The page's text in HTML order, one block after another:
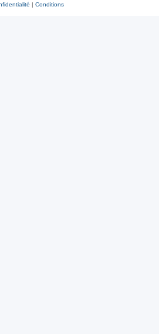
| Conditions